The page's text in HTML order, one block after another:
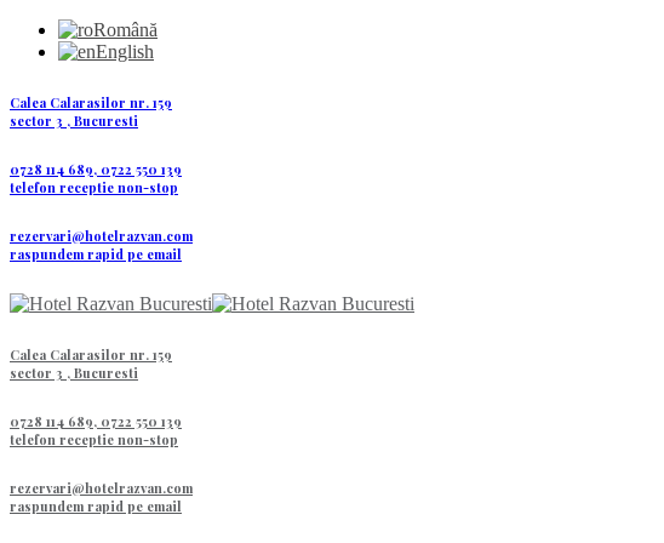
Română
English
Calea Calarasilor nr. 159
sector 3 , Bucuresti
0728 114 689, 0722 550 139
telefon receptie non-stop
rezervari@hotelrazvan.com
raspundem rapid pe email
Calea Calarasilor nr. 159
sector 3 , Bucuresti
0728 114 689, 0722 550 139
telefon receptie non-stop
rezervari@hotelrazvan.com
raspundem rapid pe email